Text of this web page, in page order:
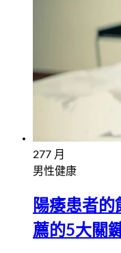
277 月
男性健康
陽痿患者
薦的5大關